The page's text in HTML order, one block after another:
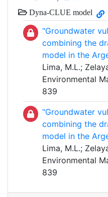
Dyna-CLUE model
"Groundwater
combining the
model in the
Lima, M.L.;
Environmental
839
"Groundwater
combining the
model in the
Lima, M.L.;
Environmental
839